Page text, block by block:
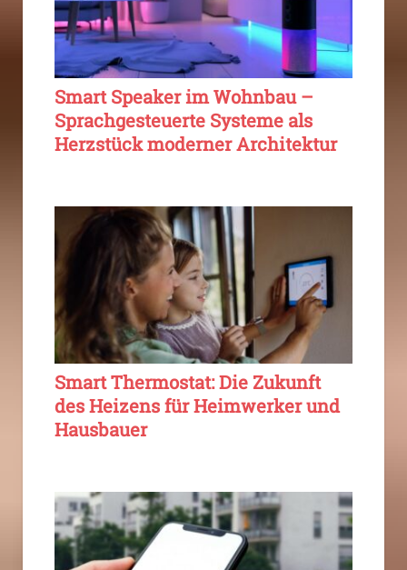
Smart Speaker im Wohnbau –
Sprachgesteuerte Systeme als
Herzstück moderner Architektur
Smart Thermostat: Die Zukunft
des Heizens für Heimwerker und
Hausbauer